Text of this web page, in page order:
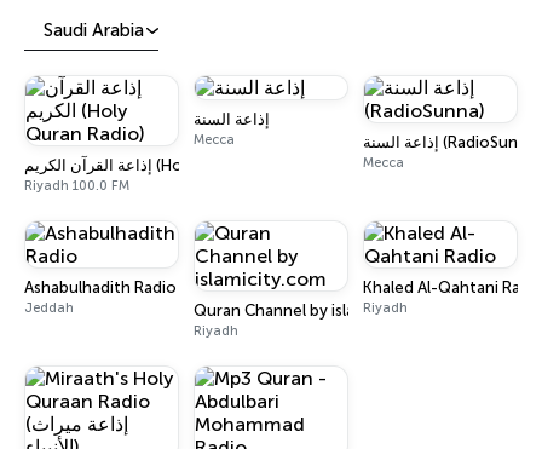
Saudi Arabia
إذاعة القرآن الكريم (Holy Quran Radio)
Riyadh 100.0 FM
إذاعة السنة
Mecca إذاعة السنة (RadioSunna)
Mecca
Ashabulhadith Radio
Jeddah Quran Channel by islamicity.com
Riyadh
Khaled Al-Qahtani
Riyadh